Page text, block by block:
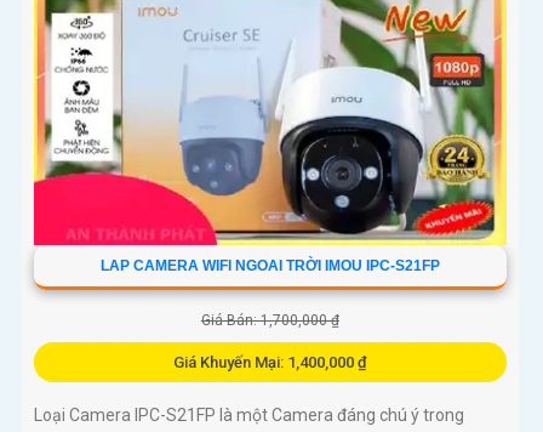
LAP CAMERA WIFI NGOAI TRỜI IMOU IPC-S21FP
Giá Bán: 1,700,000 ₫
Giá Khuyến Mại: 1,400,000 ₫
Loại Camera IPC-S21FP là một Camera đáng chú ý trong